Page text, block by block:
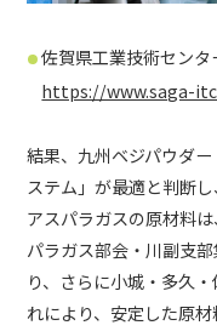
佐賀県工業技術セン
https://www.saga-
結果、九州ベジパウダ
ステム」が最適と判断し
アスパラガスの原材料
パラガス部会・川副支
り、さらに小城・多久
れにより、安定した原材